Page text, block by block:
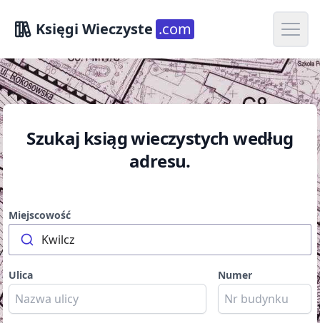
Księgi Wieczyste .com Open
Szukaj ksiąg wieczystych według
adresu.
Miejscowość
Kwilcz
Ulica Numer